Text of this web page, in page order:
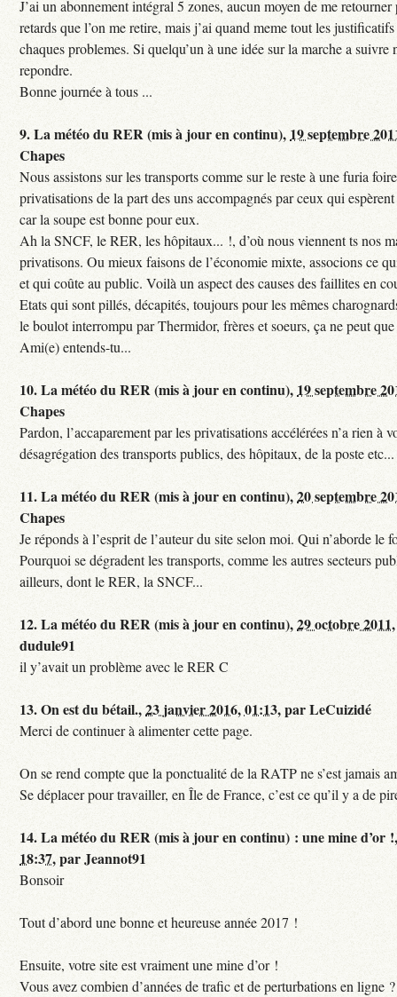
J’ai un abonnement intégral 5 zones, aucun moyen de me
retards que l’on me retire, mais j’ai quand meme tout les
chaques problemes. Si quelqu’un à une idée sur la marche a suivre
repondre.
Bonne journée à tous ...
9.La météo du RER (mis à jour en continu), 19 septembre
Chapes
Nous assistons sur les transports comme sur le reste à une furia
privatisations de la part des uns accompagnés par ceux qui
car la soupe est bonne pour eux.
Ah la SNCF, le RER, les hôpitaux... !, d’où nous viennent ts nos
privatisons. Ou mieux faisons de l’économie mixte, associons ce
et qui coûte au public. Voilà un aspect des causes des faillites en
Etats qui sont pillés, décapités, toujours pour les mêmes
le boulot interrompu par Thermidor, frères et soeurs, ça ne peut
Ami(e) entends-tu...
10.La météo du RER (mis à jour en continu), 19 septembre
Chapes
Pardon, l’accaparement par les privatisations accélérées n’a rien à
désagrégation des transports publics, des hôpitaux, de la poste etc...
11.La météo du RER (mis à jour en continu),20 septembre
Chapes
Je réponds à l’esprit de l’auteur du site selon moi. Qui n’aborde le
Pourquoi se dégradent les transports, comme les autres secteurs
ailleurs, dont le RER, la SNCF...
12.La météo du RER (mis à jour en continu),29 octobre
dudule91
il y’avait un problème avec le RER C
13.On est du bétail.,23 janvier 2016, 01:13,parLeCuizidé
Merci de continuer à alimenter cette page.
On se rend compte que la ponctualité de la RATP ne s’est jamais
Se déplacer pour travailler, en Île de France, c’est ce qu’il y a de
14.La météo du RER (mis à jour en continu) : une mine d’or
18:37,parJeannot91
Bonsoir
Tout d’abord une bonne et heureuse année 2017 !
Ensuite, votre site est vraiment une mine d’or !
Vous avez combien d’années de trafic et de perturbations en ligne ?